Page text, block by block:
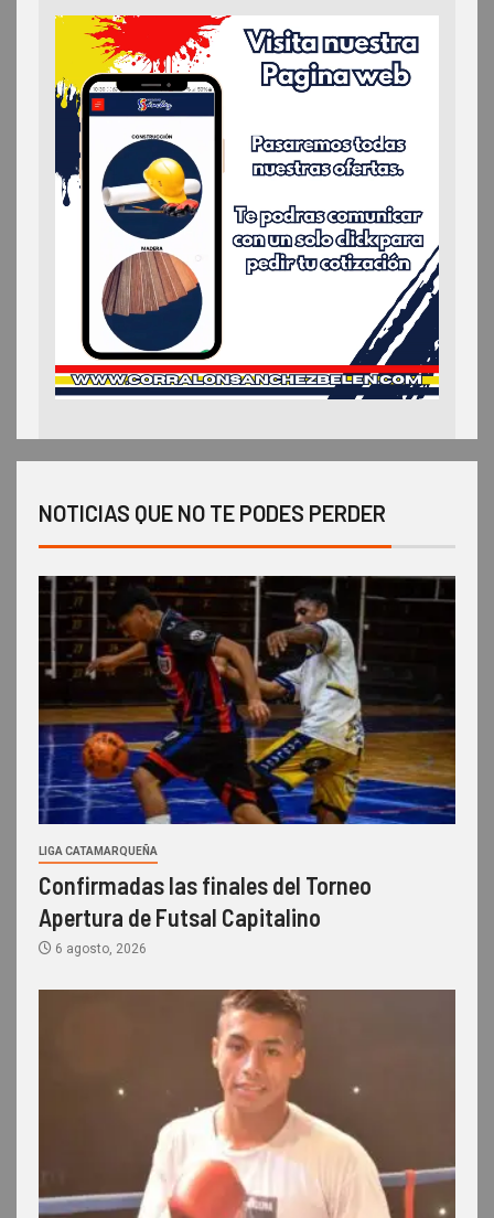
NOTICIAS QUE NO TE PODES PERDER
LIGA CATAMARQUEÑA
Confirmadas las finales del Torneo
Apertura de Futsal Capitalino
6 agosto, 2026